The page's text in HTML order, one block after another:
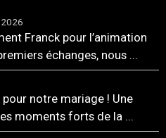
Franck pour l’animation
échanges, nous ...
notre mariage ! Une
moments forts de la ...